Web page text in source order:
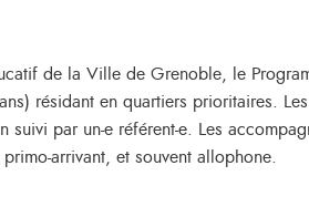
de la Ville de Grenoble, le
résidant en quartiers prioritaires.
suivi par un-e référent-e. Les
arrivant, et souvent allophone.